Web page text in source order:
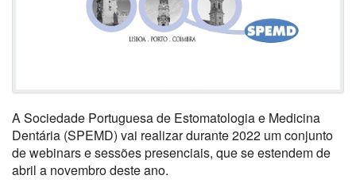
A Sociedade Portuguesa de Estomatologia e Medicina
Dentária (SPEMD) vai realizar durante 2022 um conjunto
de webinars e sessões presenciais, que se estendem de
abril a novembro deste ano.